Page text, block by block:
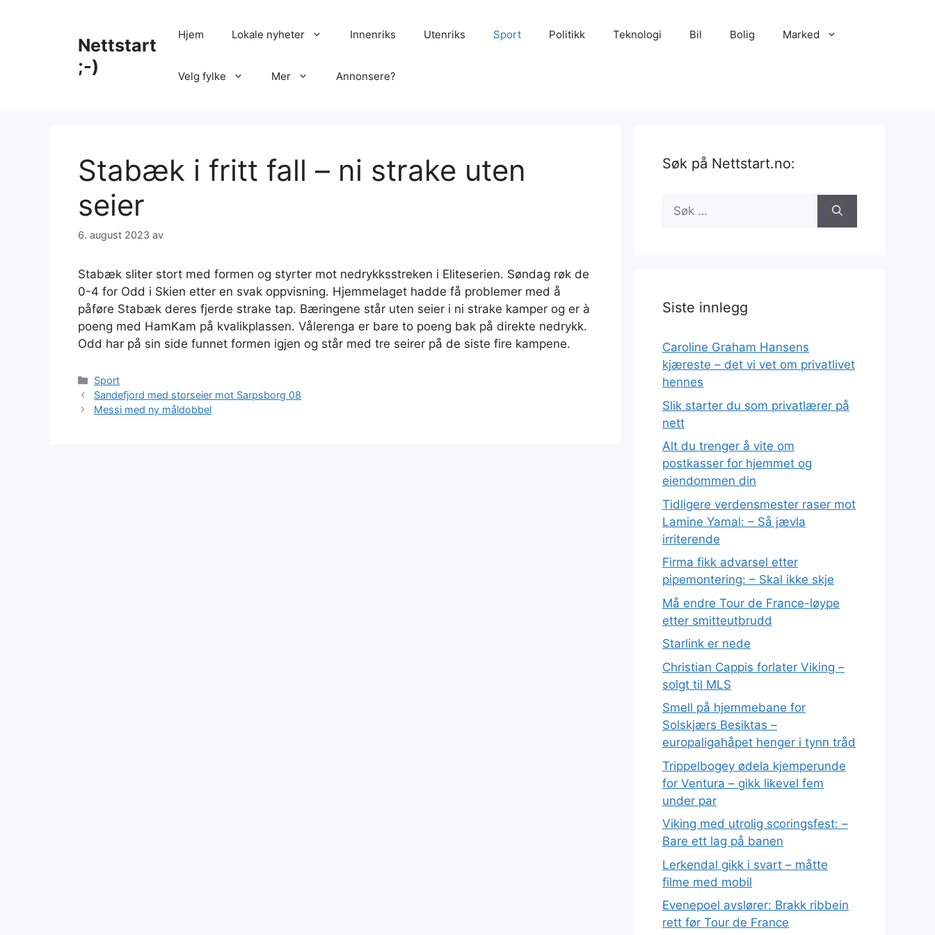
Nettstart
;-)
Hjem Lokale nyheter Innenriks Utenriks Sport Politikk Teknologi Bil Bolig Marked
Velg fylke Mer Annonsere?
Stabæk i fritt fall – ni strake uten
seier
6. august 2023 av
Stabæk sliter stort med formen og styrter mot nedrykksstreken i Eliteserien. Søndag røk de
0-4 for Odd i Skien etter en svak oppvisning. Hjemmelaget hadde få problemer med å
påføre Stabæk deres fjerde strake tap. Bæringene står uten seier i ni strake kamper og er à
poeng med HamKam på kvalikplassen. Vålerenga er bare to poeng bak på direkte nedrykk.
Odd har på sin side funnet formen igjen og står med tre seirer på de siste fire kampene.
Kategorier
Sport
Sandefjord med storseier mot Sarpsborg 08
Messi med ny måldobbel
Søk på Nettstart.no:
Søk
etter:
Siste innlegg
Caroline Graham Hansens
kjæreste – det vi vet om privatlivet
hennes
Slik starter du som privatlærer på
nett
Alt du trenger å vite om
postkasser for hjemmet og
eiendommen din
Tidligere verdensmester raser mot
Lamine Yamal: – Så jævla
irriterende
Firma fikk advarsel etter
pipemontering: – Skal ikke skje
Må endre Tour de France-løype
etter smitteutbrudd
Starlink er nede
Christian Cappis forlater Viking –
solgt til MLS
Smell på hjemmebane for
Solskjærs Besiktas –
europaligahåpet henger i tynn tråd
Trippelbogey ødela kjemperunde
for Ventura – gikk likevel fem
under par
Viking med utrolig scoringsfest: –
Bare ett lag på banen
Lerkendal gikk i svart – måtte
filme med mobil
Evenepoel avslører: Brakk ribbein
rett før Tour de France